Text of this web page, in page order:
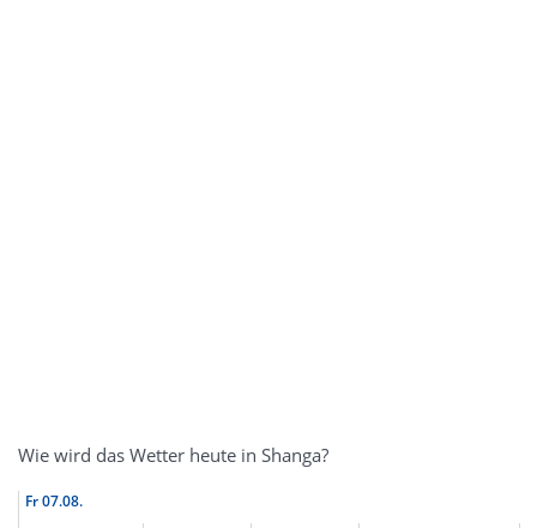
Wie wird das Wetter heute in Shanga?
Fr07.08.